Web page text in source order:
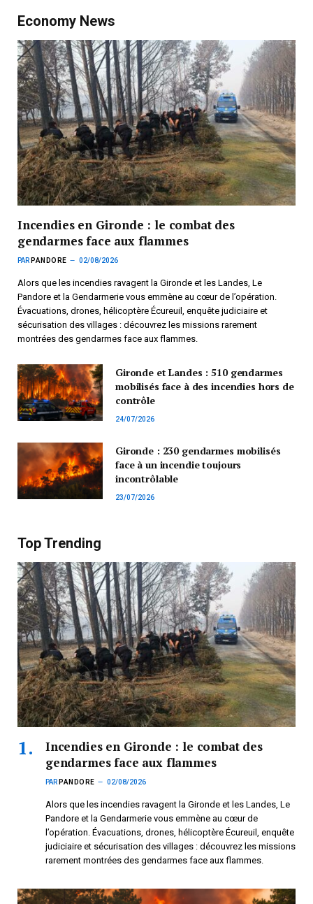
Economy News
Incendies en Gironde : le combat des
gendarmes face aux flammes
PAR PANDORE 02/08/2026
Alors que les incendies ravagent la Gironde et les Landes, Le
Pandore et la Gendarmerie vous emmène au cœur de l’opération.
Évacuations, drones, hélicoptère Écureuil, enquête judiciaire et
sécurisation des villages : découvrez les missions rarement
montrées des gendarmes face aux flammes.
Gironde et Landes : 510 gendarmes
mobilisés face à des incendies hors de
contrôle
24/07/2026
Gironde : 230 gendarmes mobilisés
face à un incendie toujours
incontrôlable
23/07/2026
Top Trending
Incendies en Gironde : le combat des
gendarmes face aux flammes
PAR PANDORE 02/08/2026
Alors que les incendies ravagent la Gironde et les Landes, Le
Pandore et la Gendarmerie vous emmène au cœur de
l’opération. Évacuations, drones, hélicoptère Écureuil, enquête
judiciaire et sécurisation des villages : découvrez les missions
rarement montrées des gendarmes face aux flammes.